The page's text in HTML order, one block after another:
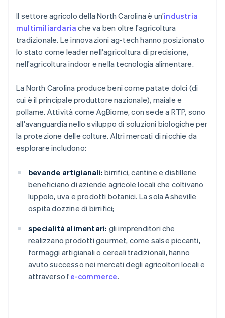
Il settore agricolo della North Carolina è un’industria
multimiliardaria che va ben oltre l'agricoltura
tradizionale. Le innovazioni ag-tech hanno posizionato
lo stato come leader nell'agricoltura di precisione,
nell'agricoltura indoor e nella tecnologia alimentare.
La North Carolina produce beni come patate dolci (di
cui è il principale produttore nazionale), maiale e
pollame. Attività come AgBiome, con sede a RTP, sono
all'avanguardia nello sviluppo di soluzioni biologiche per
la protezione delle colture. Altri mercati di nicchie da
esplorare includono:
bevande artigianali: birrifici, cantine e distillerie
beneficiano di aziende agricole locali che coltivano
luppolo, uva e prodotti botanici. La sola Asheville
ospita dozzine di birrifici;
specialità alimentari: gli imprenditori che
realizzano prodotti gourmet, come salse piccanti,
formaggi artigianali o cereali tradizionali, hanno
avuto successo nei mercati degli agricoltori locali e
attraverso l'e-commerce.